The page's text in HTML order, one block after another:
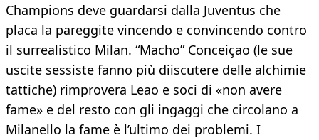
Champions deve guardarsi dalla Juventus che
placa la pareggite vincendo e convincendo contro
il surrealistico Milan. “Macho” Conceiçao (le sue
uscite sessiste fanno più diiscutere delle alchimie
tattiche) rimprovera Leao e soci di «non avere
fame» e del resto con gli ingaggi che circolano a
Milanello la fame è l’ultimo dei problemi. I